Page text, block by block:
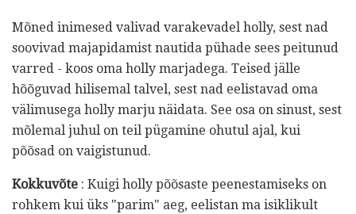
Mõned inimesed valivad varakevadel holly, sest nad
soovivad majapidamist nautida pühade sees peitunud
varred - koos oma holly marjadega. Teised jälle
hõõguvad hilisemal talvel, sest nad eelistavad oma
välimusega holly marju näidata. See osa on sinust, sest
mõlemal juhul on teil pügamine ohutul ajal, kui
põõsad on vaigistunud.
Kokkuvõte : Kuigi holly põõsaste peenestamiseks on
rohkem kui üks "parim" aeg, eelistan ma isiklikult